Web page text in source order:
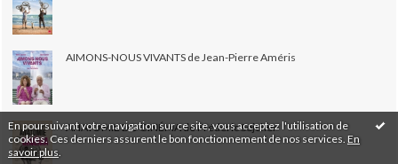
En poursuivant votre navigation sur ce site, vous acceptez l'utilisation de
cookies. Ces derniers assurent le bon fonctionnement de nos services. En
savoir plus
AIMONS-NOUS VIVANTS de Jean-Pierre Améris
ANATOMIE DU CINÉMA de Frédéric Sojcher